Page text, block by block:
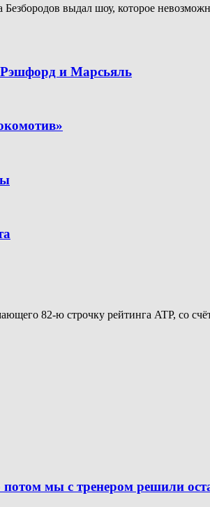
выдал шоу, которое
и Марсьяль
82-ю строчку рейтинга ATP, со
мы с тренером решили